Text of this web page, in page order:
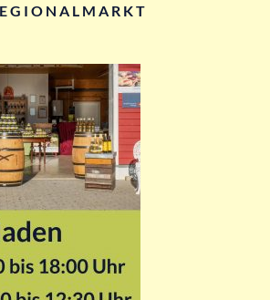
G I O N A L M A R K T